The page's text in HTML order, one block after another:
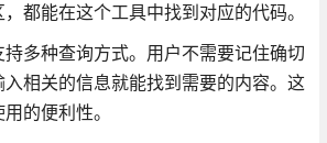
都能在这个工具中找到对应的代码。
多种查询方式。用户不需要记住确切
相关的信息就能找到需要的内容。这
的便利性。